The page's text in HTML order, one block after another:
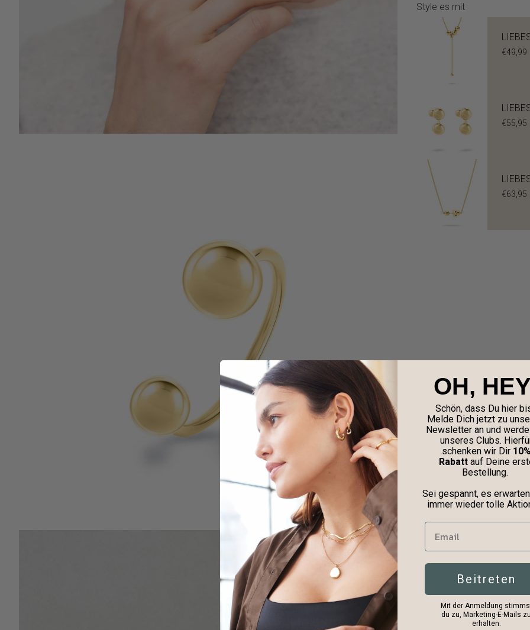
Style es mit
€49,99
€55,95
€63,95
OH,
Schön, dass Du hier
Melde Dich jetzt zu
Newsletter an und
unseres Clubs.
schenken wir Dir
Rabattauf Deine
Bestellung.
Sei gespannt, es
immer wieder tolle
Beitreten
Mit der Anmeldung
du zu, Marketing-E-Mails
erhalten.